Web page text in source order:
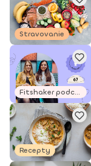
Stravovanie
Fitshaker podcasty
Recepty